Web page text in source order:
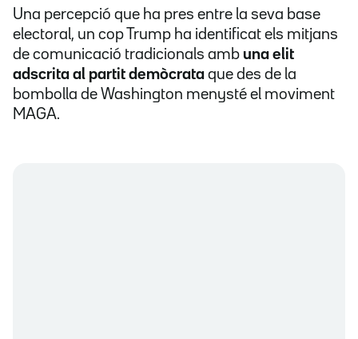
Una percepció que ha pres entre la seva base
electoral, un cop Trump ha identificat els mitjans
de comunicació tradicionals amb una elit
adscrita al partit demòcrata que des de la
bombolla de Washington menysté el moviment
MAGA.